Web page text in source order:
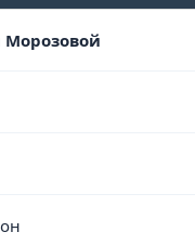
Морозовой